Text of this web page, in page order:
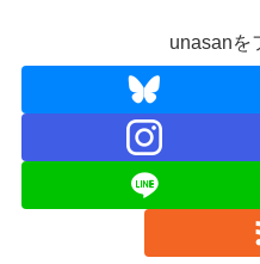
unasanを